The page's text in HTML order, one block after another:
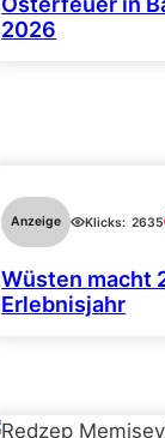
2026
Anzeige Klicks: 2635
Wüsten macht
Erlebnisjahr